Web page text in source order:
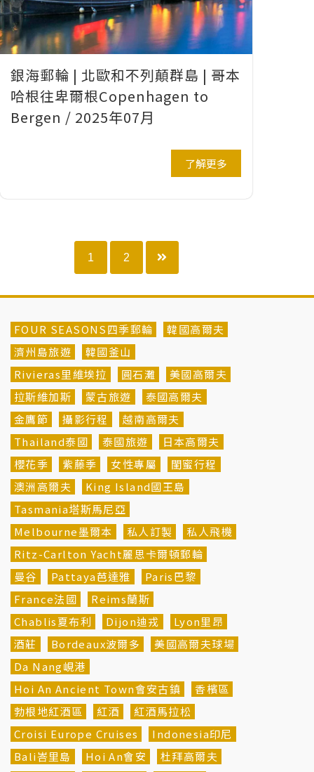
銀海郵輪 | 北歐和不列顛群島 | 哥本
哈根往卑爾根Copenhagen to
Bergen / 2025年07月
了解更多
1 2
FOUR SEASONS四季郵輪
韓國高爾夫
濟州島旅遊
韓國釜山
Rivieras里維埃拉
圓石灘
美國高爾夫
拉斯維加斯
蒙古旅遊
泰國高爾夫
金鷹節
攝影行程
越南高爾夫
Thailand泰國
泰國旅遊
日本高爾夫
櫻花季
紫藤季 女性專屬
閨蜜行程
澳洲高爾夫
King Island國王島
Tasmania塔斯馬尼亞
Melbourne墨爾本
私人訂製
私人飛機
Ritz-Carlton Yacht麗思卡爾頓郵輪
曼谷
Pattaya芭達雅
Paris巴黎
France法國
Reims蘭斯
Chablis夏布利
Dijon迪戎
Lyon里昂
酒莊
Bordeaux波爾多
美國高爾夫球場
Da Nang峴港
Hoi An Ancient Town會安古鎮
香檳區
勃根地紅酒區
紅酒
紅酒馬拉松
Croisi Europe Cruises
Indonesia印尼
Bali峇里島
Hoi An會安
杜拜高爾夫